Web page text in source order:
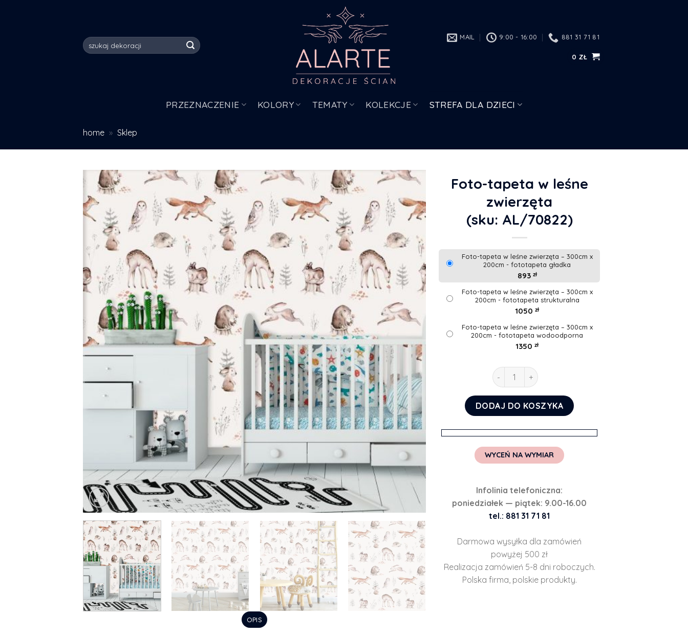
Szukaj:
MAIL 9:00 - 16:00 881 31 71 81
0 ZŁ
PRZEZNACZENIE KOLORY TEMATY KOLEKCJE STREFA DLA DZIECI
home » Sklep
OPIS
Foto-tapeta w leśne
zwierzęta
(sku: AL/70822)
Foto-tapeta w leśne zwierzęta – 300cm x
200cm - fototapeta gładka
893 zł
Foto-tapeta w leśne zwierzęta – 300cm x
200cm - fototapeta strukturalna
1050 zł
Foto-tapeta w leśne zwierzęta – 300cm x
200cm - fototapeta wodoodporna
1350 zł
ilość Foto-tapeta w leśne zwierzęta
DODAJ DO KOSZYKA
WYCEŃ NA WYMIAR
Infolinia telefoniczna:
poniedziałek — piątek: 9.00-16.00
tel.: 881 31 71 81
Darmowa wysyłka dla zamówień
powyżej 500 zł
Realizacja zamówień 5-8 dni roboczych.
Polska firma, polskie produkty.